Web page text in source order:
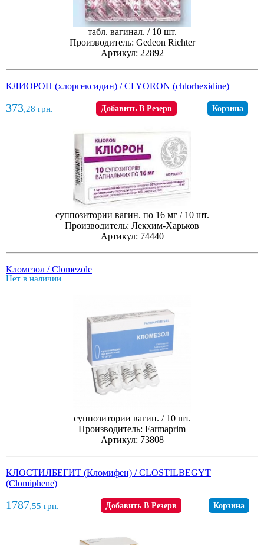
табл. вагинал. / 10 шт.
Производитель: Gedeon Richter
Артикул: 22892
КЛИОРОН (хлоргексидин) / CLYORON (chlorhexidine)
373,28 грн. Добавить В Резерв Корзина
суппозитории вагин. по 16 мг / 10 шт.
Производитель: Лекхим-Харьков
Артикул: 74440
Кломезол / Clomezole
Нет в наличии
суппозитории вагин. / 10 шт.
Производитель: Farmaprim
Артикул: 73808
КЛОСТИЛБЕГИТ (Кломифен) / CLOSTILBEGYT
(Clomiphene)
1787,55 грн. Добавить В Резерв Корзина